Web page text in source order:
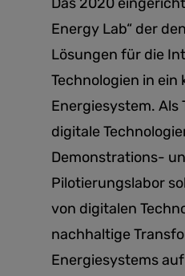
Energy Lab“ der
Lösungen für die
Technologien in ein
Energiesystem.
digitale
Demonstrations-
Pilotierungslabor
von digitalen
nachhaltige
Energiesystems